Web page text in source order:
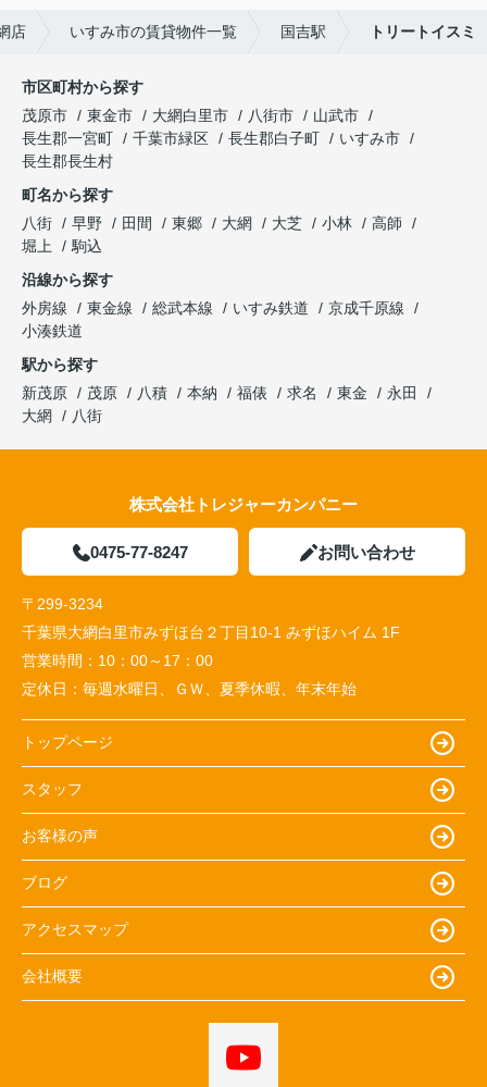
店 いすみ市の賃貸物件一覧 国吉駅 トリートイスミ
市区町村から探す
茂原市
東金市 大網白里市 八街市
山武市
長生郡一宮町
千葉市緑区 長生郡白子町
いすみ市
長生郡長生村
町名から探す
八街
早野 田間 東郷 大網 大芝 小林
高師
堀上
駒込
沿線から探す
外房線
東金線 総武本線 いすみ鉄道
京成千原線
小湊鉄道
駅から探す
新茂原
茂原 八積 本納 福俵 求名 東金
永田
大網
八街
株式会社トレジャーカンパニー
0475-77-8247 お問い合わせ
〒299-3234
千葉県大網白里市みずほ台２丁目10-1 みずほハイム 1F
営業時間： 10：00～17：00
定休日： 毎週水曜日、ＧＷ、夏季休暇、年末年始
トップページ
スタッフ
お客様の声
ブログ
アクセスマップ
会社概要